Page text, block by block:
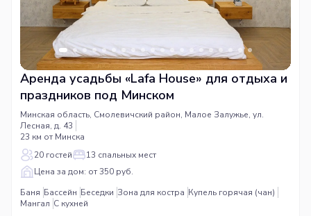
Аренда усадьбы «Lafa House» для отдыха и
праздников под Минском
Минская область, Смолевичский район, Малое Залужье, ул.
Лесная, д. 43
23 км от Минска
20 гостей
13 спальных мест
Цена за дом: от 350 руб.
Баня Бассейн Беседки Зона для костра Купель горячая (чан)
Мангал С кухней